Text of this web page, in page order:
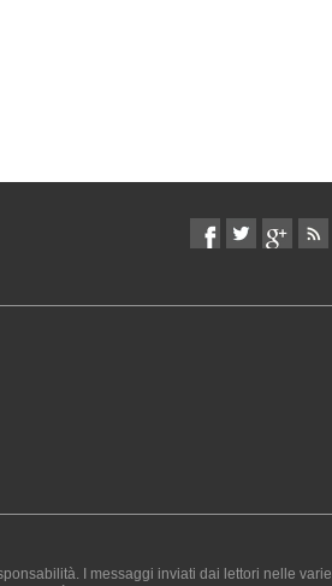
I messaggi inviati dai lettori nelle varie